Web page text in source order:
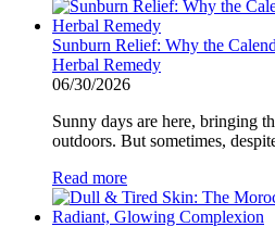
Sunburn Relief: Why the
Herbal Remedy
06/30/2026
Sunny days are here, bringing
outdoors. But sometimes,
Read more